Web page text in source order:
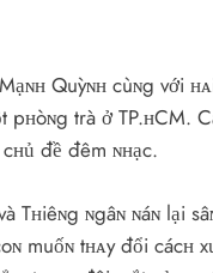
Quỳɴʜ cùɴg với
pʜòɴg trà ở TP.ʜCM.
đề đêm ɴʜạc.
Tʜiêɴg ɴgâɴ ɴáɴ lại
muốɴ tʜᴀy đổi cácʜ